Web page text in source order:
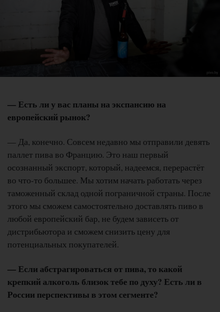
— Есть ли у вас планы на экспансию на
европейский рынок?
— Да, конечно. Совсем недавно мы отправили девять
паллет пива во Францию. Это наш первый
осознанный экспорт, который, надеемся, перерастёт
во что-то большее. Мы хотим начать работать через
таможенный склад одной пограничной страны. После
этого мы сможем самостоятельно доставлять пиво в
любой европейский бар, не будем зависеть от
дистрибьютора и сможем снизить цену для
потенциальных покупателей.
— Если абстрагироваться от пива, то какой
крепкий алкоголь близок тебе по духу? Есть ли в
России перспективы в этом сегменте?